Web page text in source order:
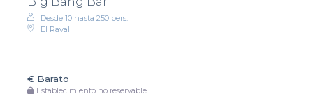
Desde 10 hasta 250 pers.
El Raval
€ Barato
Establecimiento no reservable